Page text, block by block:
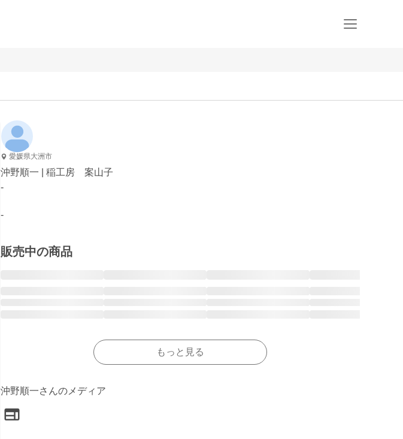
愛媛県大洲市
沖野順一 | 稲工房 案山子
-
-
販売中の商品
もっと見る
沖野順一さんのメディア